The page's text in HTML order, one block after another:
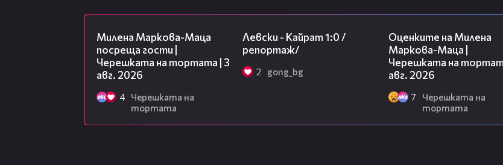
Милена Маркова-Маца
посреща гости |
Черешката на тортата | 3
авг. 2026
4
Черешката на
тортата
Левски - Кайрат 1:0 /
репортаж/
2 gong_bg
Оценките на Милена
Маркова-Маца |
Черешката на
авг. 2026
7
Черешката на
тортата